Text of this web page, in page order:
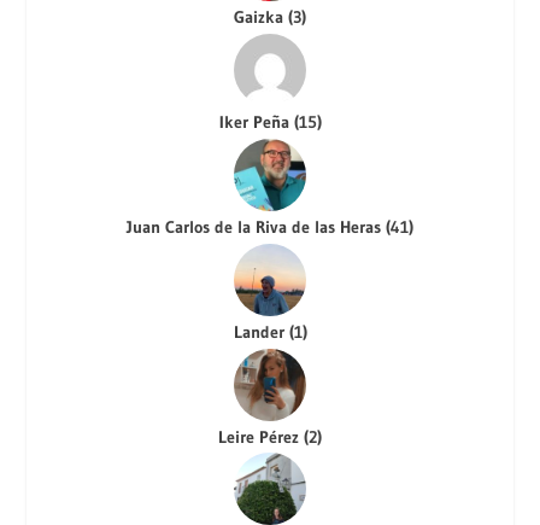
Gaizka (3)
Iker Peña (15)
Juan Carlos de la Riva de las Heras (41)
Lander (1)
Leire Pérez (2)